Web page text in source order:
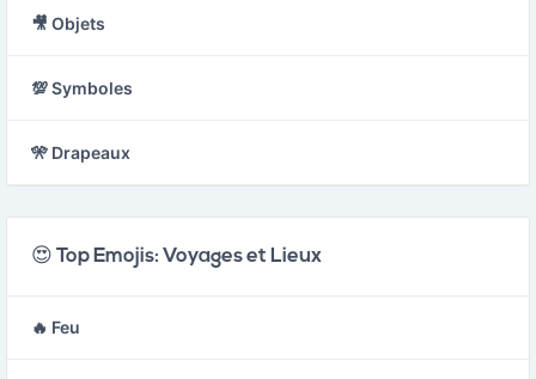
🎥 Objets
💯 Symboles
🎌 Drapeaux
😍 Top Emojis: Voyages et Lieux
🔥 Feu